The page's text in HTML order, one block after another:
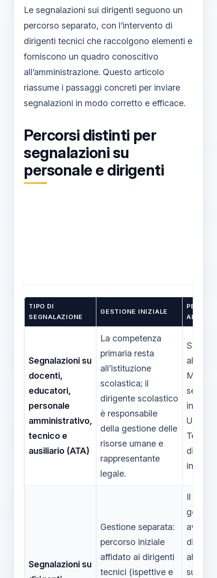
Le segnalazioni sui dirigenti seguono un
percorso separato, con l’intervento di
dirigenti tecnici che raccolgono elementi e
forniscono un quadro conoscitivo
all’amministrazione. Questo articolo
riassume i passaggi concreti per inviare
segnalazioni in modo corretto e efficace.
Percorsi distinti per
segnalazioni su
personale e dirigenti
TIPO DI
SEGNALAZIONE
GESTIONE INIZIALE
Segnalazioni su
docenti,
educatori,
personale
amministrativo,
tecnico e
ausiliario (ATA)
La competenza
primaria resta
all’istituzione
scolastica; il
dirigente scolastico
è responsabile
della gestione delle
risorse umane e
rappresentante
legale.
Se
all’USR
Uffici
Segnalazioni su
Gestione separata:
percorso iniziale
affidato ai dirigenti
tecnici (ispettive e
Il
avviene